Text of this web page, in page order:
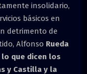
insolidario,
básicos en
detrimento de
Alfonso Rueda
que dicen los
y Castilla y la